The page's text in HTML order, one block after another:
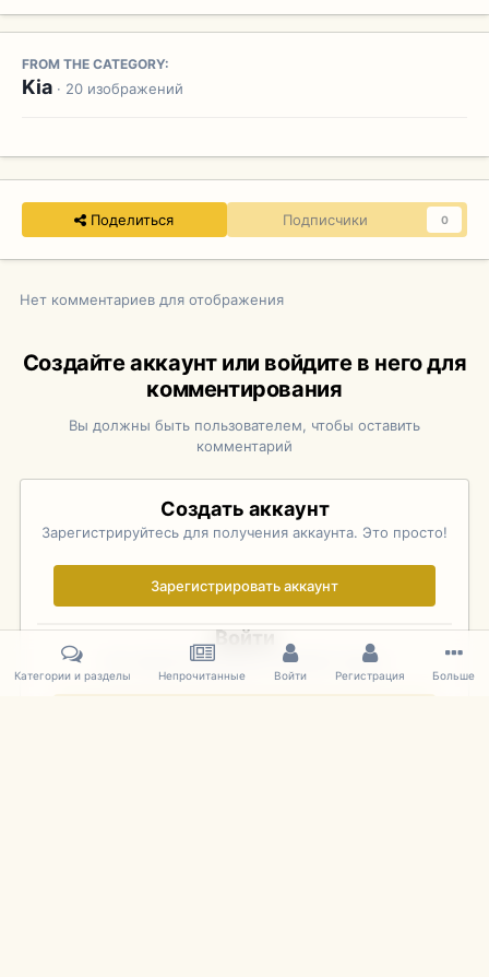
FROM THE CATEGORY:
Kia · 20 изображений
Поделиться Подписчики 0
Нет комментариев для отображения
Создайте аккаунт или войдите в него для
комментирования
Вы должны быть пользователем, чтобы оставить
комментарий
Создать аккаунт
Зарегистрируйтесь для получения аккаунта. Это просто!
Зарегистрировать аккаунт
Войти
Уже зарегистрированы? Войдите здесь.
Категории и разделы Непрочитанные Войти Регистрация Больше